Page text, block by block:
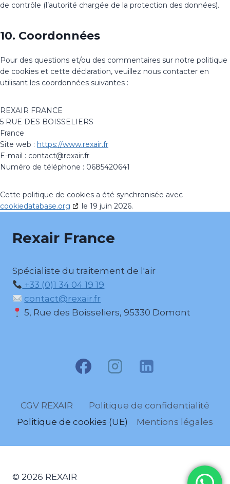
de contrôle (l’autorité chargée de la protection des données).
10. Coordonnées
Pour des questions et/ou des commentaires sur notre politique
de cookies et cette déclaration, veuillez nous contacter en
utilisant les coordonnées suivantes :
REXAIR FRANCE
5 RUE DES BOISSELIERS
France
Site web : https://www.rexair.fr
E-mail : contact@rexair.fr
Numéro de téléphone : 0685420641
Cette politique de cookies a été synchronisée avec
cookiedatabase.org
le 19 juin 2026.
Rexair France
Spécialiste du traitement de l'air
+33 (0)1 34 04 19 19
contact@rexair.fr
5, Rue des Boisseliers, 95330 Domont
CGV REXAIR
Politique de confidentialité
Politique de cookies (UE)
Mentions légales
© 2026 REXAIR